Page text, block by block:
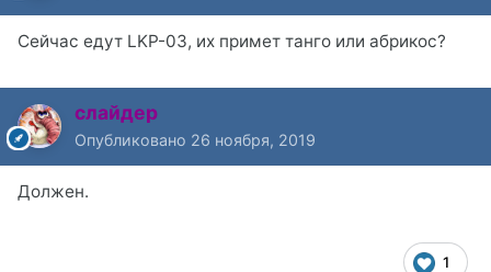
Сейчас едут LKP-03, их примет танго или абрикос?
слайдер
Опубликовано 26 ноября, 2019
Должен.
1